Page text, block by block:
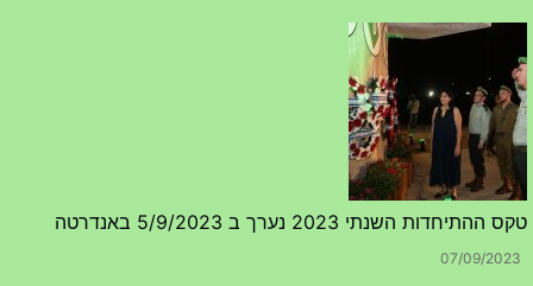
טקס ההתיחדות השנתי 2023 נערך ב 5/9/2023 באנדרטה
07/09/2023